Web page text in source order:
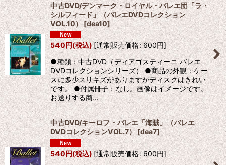
中古DVD/デンマーク・ロイヤル・バレエ団「ラ・
シルフィード」（バレエDVDコレクション
VOL.10） [dea10]
540円(税込) [通常販売価格: 600円]
●種類：中古DVD（ディアゴスティーニ バレエ
DVDコレクションシリーズ） ●商品の外観：ケー
スに多少スリキズがありますがディスクはきれい
です。 ●付属冊子：なし。画像はイメージです。
お送りする商…
中古DVD/キーロフ・バレエ「海賊」（バレエ
DVDコレクションVOL.7） [dea7]
540円(税込) [通常販売価格: 600円]